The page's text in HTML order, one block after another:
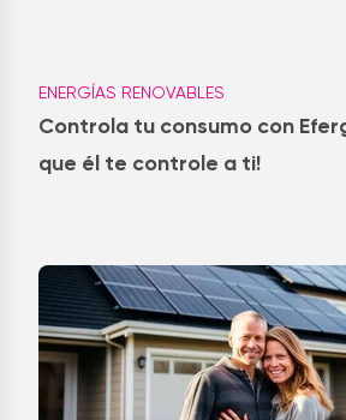
ENERGÍAS RENOVABLES
Controla tu consumo con
que él te controle a ti!